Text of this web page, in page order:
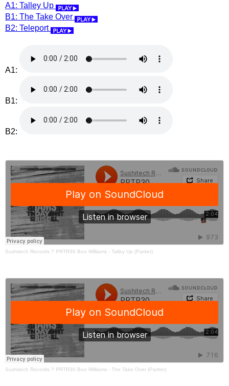
A1: Talley Up
B1: The Take Over
B2: Teleport
A1:
B1:
B2:
Sushitech Records ? PRTR30 Boo Williams - Talley Up (Pariter)
Sushitech Records ? PRTR30 Boo Williams - The Take Over (Pariter)